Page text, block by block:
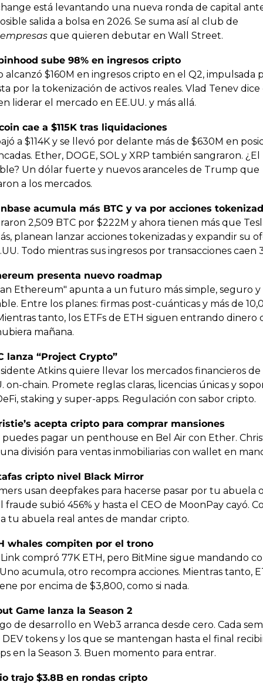
está levantando una nueva ronda de capital
que quieren debutar en Wall Street.
sube 98% en ingresos cripto
alcanzó $160M en ingresos cripto en el Q2, impulsada
por la tokenización de activos reales. Vlad Tenev
liderar el mercado en EE.UU. y más allá.
cae a $115K tras liquidaciones
a $114K y se llevó por delante más de $630M en
Ether, DOGE, SOL y XRP también sangraron. ¿El
Un dólar fuerte y nuevos aranceles de Trump que
a los mercados.
acumula más BTC y va por acciones
2,509 BTC por $222M y ahora tienen más que
planean lanzar acciones tokenizadas y expandir su
Todo mientras sus ingresos por transacciones caen
presenta nuevo roadmap
Ethereum" apunta a un futuro más simple, seguro y
Entre los planes: firmas post-cuánticas y más de
tanto, los ETFs de ETH siguen entrando dinero
mañana.
lanza “Project Crypto”
Atkins quiere llevar los mercados financieros de
on-chain. Promete reglas claras, licencias únicas y
staking y super-apps. Regulación con sabor cripto.
acepta cripto para comprar mansiones
puedes pagar un penthouse en Bel Air con Ether.
división para ventas inmobiliarias con wallet en
cripto nivel Black Mirror
usan deepfakes para hacerse pasar por tu abuela
fraude subió 456% y hasta el CEO de MoonPay cayó.
tu abuela real antes de mandar cripto.
whales compiten por el trono
compró 77K ETH, pero BitMine sigue mandando
acumula, otro recompra acciones. Mientras tanto,
por encima de $3,800, como si nada.
Game lanza la Season 2
de desarrollo en Web3 arranca desde cero. Cada
DEV tokens y los que se mantengan hasta el final
en la Season 3. Buen momento para entrar.
trajo $3.8B en rondas cripto